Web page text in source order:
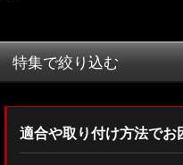
並び順:
特集で絞り込む
ZN8 GR86
適合や取り付け方法でお